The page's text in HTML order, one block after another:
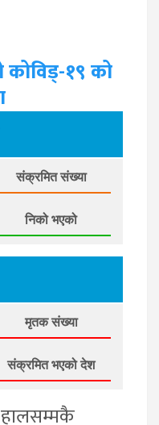
कोविड्-१९ को
संक्रमित संख्या
निको भएको
मृतक संख्या
संक्रमित भएको देश